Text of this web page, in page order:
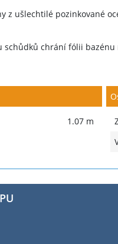
z ušlechtilé pozinkované
schůdků chrání fólii
1.07 m